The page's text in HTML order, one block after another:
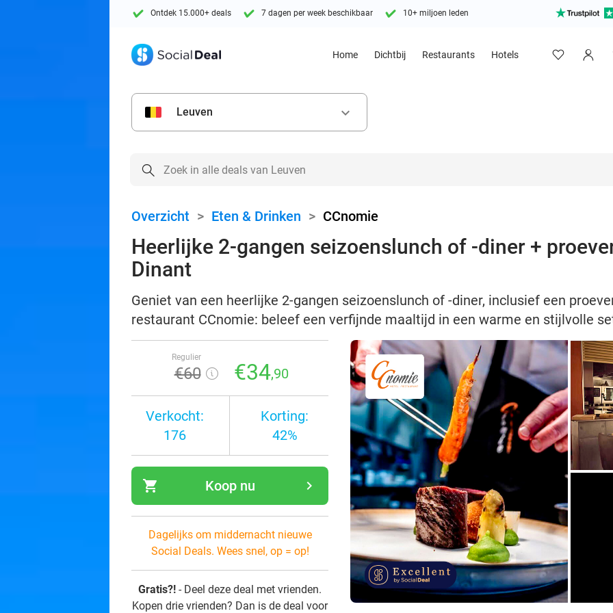
Ontdek 15.000+ deals 7 dagen per week beschikbaar 10+ miljoen leden
Home Dichtbij Restaurants Hotels
Leuven keyboard_arrow_down
Overzicht > Eten & Drinken > CCnomie
Heerlijke 2-gangen seizoenslunch of -diner +
Dinant
Geniet van een heerlijke 2-gangen seizoenslunch of -diner, inclusief een
restaurant CCnomie: beleef een verfijnde maaltijd in een warme en stijlvolle
Regulier
€60 €34,90
Verkocht:
176
Korting:
42%
shopping_cart navigate_next
Koop nu
Dagelijks om middernacht nieuwe
Social Deals. Wees snel, op = op!
Gratis?! - Deel deze deal met vrienden.
Kopen drie vrienden? Dan is de deal voor